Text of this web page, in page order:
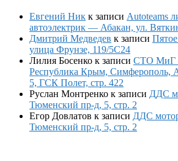
Евгений Ник к записи Autoteams
автоэлектрик — Абакан, ул.
Дмитрий Медведев к записи
улица Фрунзе, 119/5С24
Лилия Босенко к записи СТО МиГ
Республика Крым, Симферополь,
5, ГСК Полет, стр. 422
Руслан Монтренко к записи ДДС
Тюменский пр-д, 5, стр. 2
Егор Довлатов к записи ДДС
Тюменский пр-д, 5, стр. 2